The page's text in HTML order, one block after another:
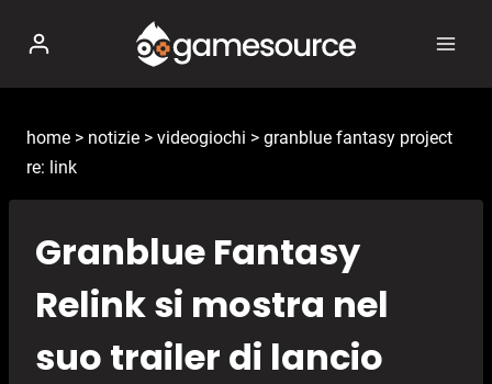
contenuto
home > notizie > videogiochi > granblue fantasy project
re: link
Granblue Fantasy
Relink si mostra nel
suo trailer di lancio